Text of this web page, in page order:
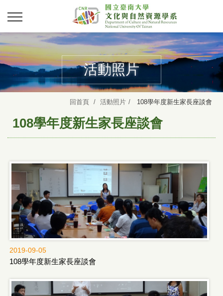
活動照片
回首頁 活動照片 108學年度新生家長座談會
108學年度新生家長座談會
2019-09-05
108學年度新生家長座談會